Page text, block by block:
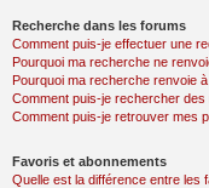
Recherche dans les forums
Comment puis-je effectuer une
Pourquoi ma recherche ne
Pourquoi ma recherche renvoie
Comment puis-je rechercher des
Comment puis-je retrouver mes
Favoris et abonnements
Quelle est la différence entre les